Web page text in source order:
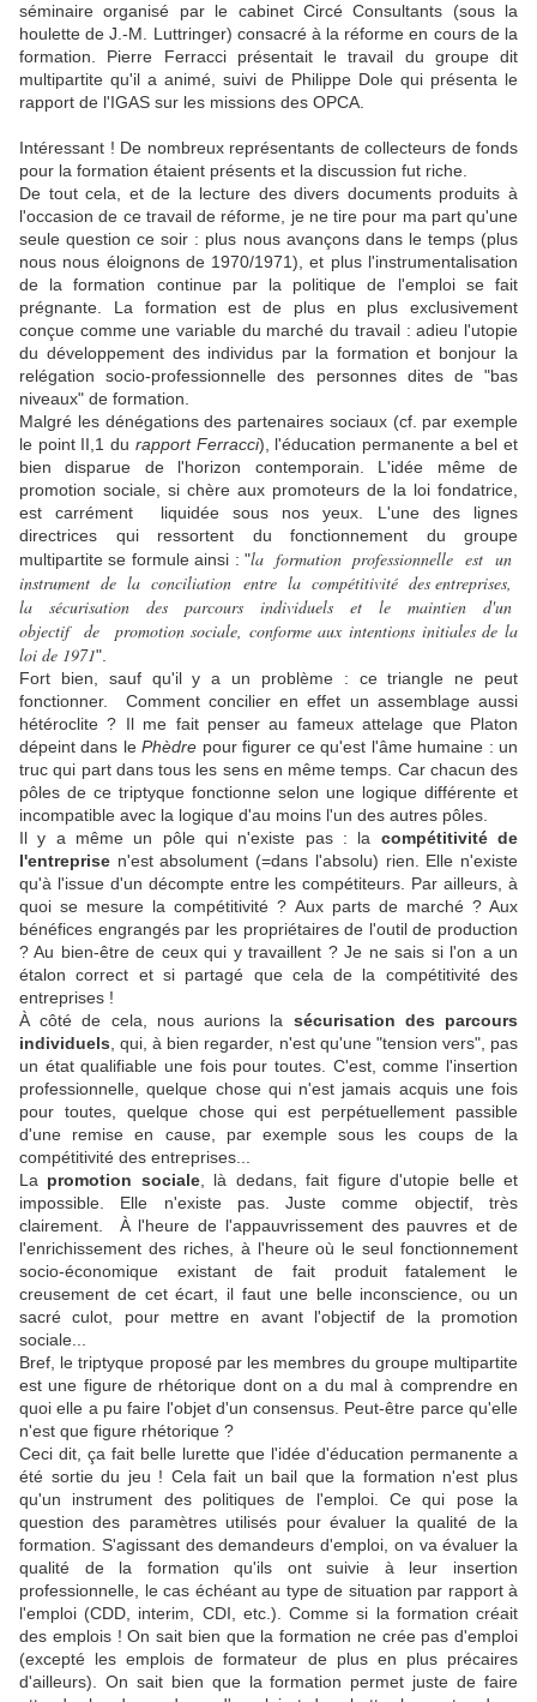
séminaire organisé par le cabinet Circé Consultants (sous la
houlette de J.-M. Luttringer) consacré à la réforme en cours de la
formation. Pierre Ferracci présentait le travail du groupe dit
multipartite qu'il a animé, suivi de Philippe Dole qui présenta le
rapport de l'IGAS sur les missions des OPCA.
Intéressant ! De nombreux représentants de collecteurs de fonds
pour la formation étaient présents et la discussion fut riche.
De tout cela, et de la lecture des divers documents produits à
l'occasion de ce travail de réforme, je ne tire pour ma part qu'une
seule question ce soir : plus nous avançons dans le temps (plus
nous nous éloignons de 1970/1971), et plus l'instrumentalisation
de la formation continue par la politique de l'emploi se fait
prégnante. La formation est de plus en plus exclusivement
conçue comme une variable du marché du travail : adieu l'utopie
du développement des individus par la formation et bonjour la
relégation socio-professionnelle des personnes dites de "bas
niveaux" de formation.
Malgré les dénégations des partenaires sociaux (cf. par exemple
le point II,1 du rapport Ferracci), l'éducation permanente a bel et
bien disparue de l'horizon contemporain. L'idée même de
promotion sociale, si chère aux promoteurs de la loi fondatrice,
est carrément liquidée sous nos yeux. L'une des lignes
directrices qui ressortent du fonctionnement du groupe
multipartite se formule ainsi : "la formation professionnelle est un
instrument de la conciliation entre la compétitivité des entreprises,
la sécurisation des parcours individuels et le maintien d'un
objectif de promotion sociale, conforme aux intentions initiales de la
loi de 1971".
Fort bien, sauf qu'il y a un problème : ce triangle ne peut
fonctionner. Comment concilier en effet un assemblage aussi
hétéroclite ? Il me fait penser au fameux attelage que Platon
dépeint dans lePhèdre pour figurer ce qu'est l'âme humaine : un
truc qui part dans tous les sens en même temps. Car chacun des
pôles de ce triptyque fonctionne selon une logique différente et
incompatible avec la logique d'au moins l'un des autres pôles.
Il y a même un pôle qui n'existe pas : la compétitivité de
l'entreprise n'est absolument (=dans l'absolu) rien. Elle n'existe
qu'à l'issue d'un décompte entre les compétiteurs. Par ailleurs, à
quoi se mesure la compétitivité ? Aux parts de marché ? Aux
bénéfices engrangés par les propriétaires de l'outil de production
? Au bien-être de ceux qui y travaillent ? Je ne sais si l'on a un
étalon correct et si partagé que cela de la compétitivité des
entreprises !
À côté de cela, nous aurions la sécurisation des parcours
individuels , qui, à bien regarder, n'est qu'une "tension vers", pas
un état qualifiable une fois pour toutes. C'est, comme l'insertion
professionnelle, quelque chose qui n'est jamais acquis une fois
pour toutes, quelque chose qui est perpétuellement passible
d'une remise en cause, par exemple sous les coups de la
compétitivité des entreprises...
La promotion sociale, là dedans, fait figure d'utopie belle et
impossible. Elle n'existe pas. Juste comme objectif, très
clairement. À l'heure de l'appauvrissement des pauvres et de
l'enrichissement des riches, à l'heure où le seul fonctionnement
socio-économique existant de fait produit fatalement le
creusement de cet écart, il faut une belle inconscience, ou un
sacré culot, pour mettre en avant l'objectif de la promotion
sociale...
Bref, le triptyque proposé par les membres du groupe multipartite
est une figure de rhétorique dont on a du mal à comprendre en
quoi elle a pu faire l'objet d'un consensus. Peut-être parce qu'elle
n'est que figure rhétorique ?
Ceci dit, ça fait belle lurette que l'idée d'éducation permanente a
été sortie du jeu ! Cela fait un bail que la formation n'est plus
qu'un instrument des politiques de l'emploi. Ce qui pose la
question des paramètres utilisés pour évaluer la qualité de la
formation. S'agissant des demandeurs d'emploi, on va évaluer la
qualité de la formation qu'ils ont suivie à leur insertion
professionnelle, le cas échéant au type de situation par rapport à
l'emploi (CDD, interim, CDI, etc.). Comme si la formation créait
des emplois ! On sait bien que la formation ne crée pas d'emploi
(excepté les emplois de formateur de plus en plus précaires
d'ailleurs). On sait bien que la formation permet juste de faire